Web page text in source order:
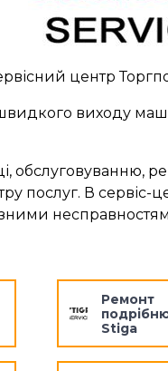
центр
швидкого виходу
обслуговуванню,
послуг. В сервіс-
Ремонт
Stiga